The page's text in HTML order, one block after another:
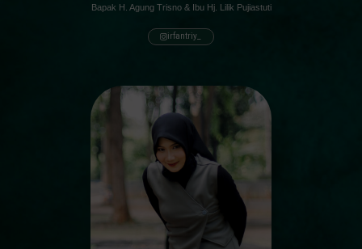
Bapak H. Agung Trisno & Ibu Hj. Lilik Pujiastuti
irfantriy_